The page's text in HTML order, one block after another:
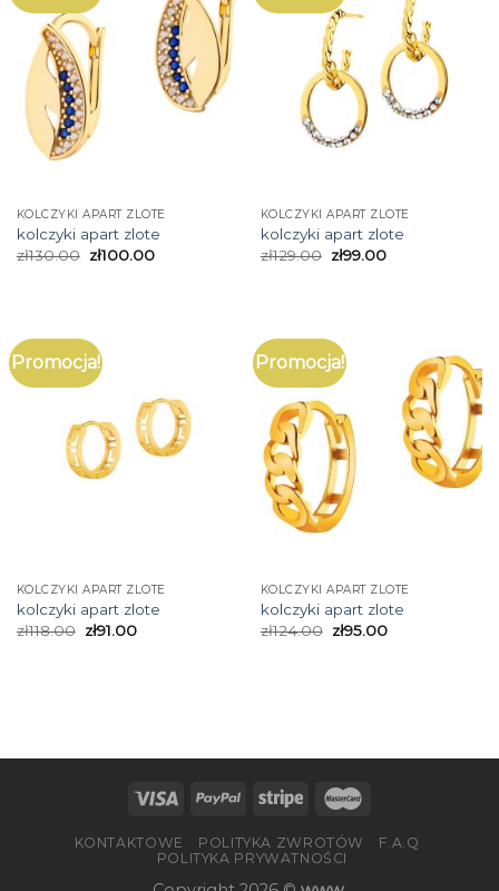
KOLCZYKI APART ZLOTE
kolczyki apart zlote
zł130.00 zł100.00
KOLCZYKI APART ZLOTE
kolczyki apart zlote
zł129.00 zł99.00
Promocja!
KOLCZYKI APART ZLOTE
kolczyki apart zlote
zł118.00 zł91.00
Promocja!
KOLCZYKI APART ZLOTE
kolczyki apart zlote
zł124.00 zł95.00
KONTAKTOWE POLITYKA ZWROTÓW
F.A.Q
POLITYKA PRYWATNOŚCI